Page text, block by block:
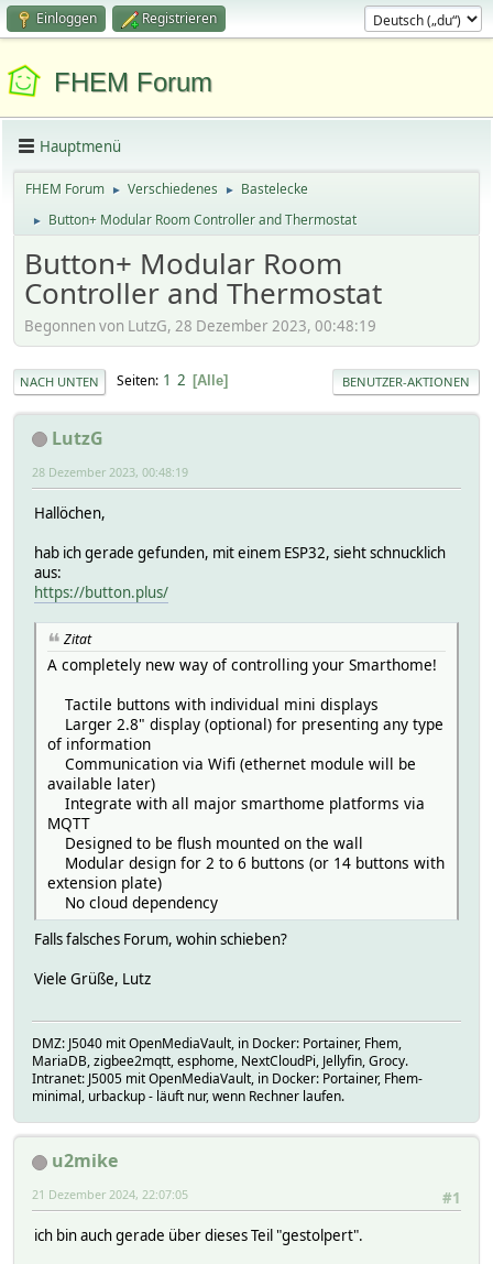
Einloggen Registrieren
FHEM Forum
Hauptmenü
FHEM Forum ► Verschiedenes ► Bastelecke
► Button+ Modular Room Controller and Thermostat
Button+ Modular Room
Controller and Thermostat
Begonnen von LutzG, 28 Dezember 2023, 00:48:19
NACH UNTEN Seiten 1 2 Alle BENUTZER-AKTIONEN
LutzG
28 Dezember 2023, 00:48:19
Hallöchen,
hab ich gerade gefunden, mit einem ESP32, sieht schnucklich
aus:
https://button.plus/
Zitat
A completely new way of controlling your Smarthome!
Tactile buttons with individual mini displays
Larger 2.8" display (optional) for presenting any type
of information
Communication via Wifi (ethernet module will be
available later)
Integrate with all major smarthome platforms via
MQTT
Designed to be flush mounted on the wall
Modular design for 2 to 6 buttons (or 14 buttons with
extension plate)
No cloud dependency
Falls falsches Forum, wohin schieben?
Viele Grüße, Lutz
DMZ: J5040 mit OpenMediaVault, in Docker: Portainer, Fhem,
MariaDB, zigbee2mqtt, esphome, NextCloudPi, Jellyfin, Grocy.
Intranet: J5005 mit OpenMediaVault, in Docker: Portainer, Fhem-
minimal, urbackup - läuft nur, wenn Rechner laufen.
u2mike
#1
21 Dezember 2024, 22:07:05
ich bin auch gerade über dieses Teil "gestolpert".